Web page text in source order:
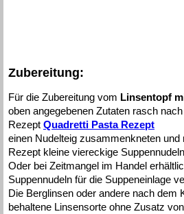
Zubereitung:
Für die Zubereitung vom Linsentopf
oben angegebenen Zutaten rasch nach
Rezept Quadretti Pasta Rezept
einen Nudelteig zusammenkneten und
Rezept kleine viereckige
Oder bei Zeitmangel im Handel
Suppennudeln für die Suppeneinlage
Die Berglinsen oder andere nach dem
behaltene Linsensorte ohne Zusatz